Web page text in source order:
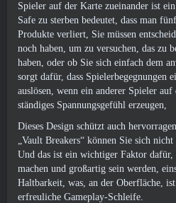
Spieler auf der Karte zueinander ist
Safe zu sterben bedeutet, dass man
Produkte verliert, Sie müssen
noch haben, um zu versuchen, das zu
haben, oder ob Sie sich einfach dem
sorgt dafür, dass Spielerbegegnungen
auslösen, wenn ein anderer Spieler
ständiges Spannungsgefühl erzeugen,
Dieses Design schützt auch
„Vault Breakers“ können Sie sich
Und das ist ein wichtiger Faktor dafür,
machen und großartig sein werden,
Haltbarkeit, was, an der Oberfläche,
erfreuliche Gameplay-Schleife.